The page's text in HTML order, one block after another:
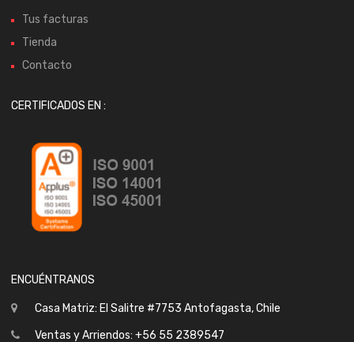
Tus facturas
Tienda
Contacto
CERTIFICADOS EN :
ENCUÉNTRANOS
Casa Matriz: El Salitre #7753 Antofagasta, Chile
Ventas y Arriendos: +56 55 2389547